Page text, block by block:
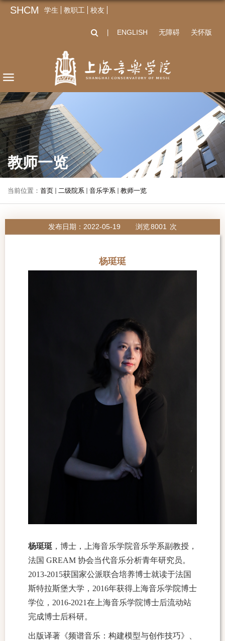
SHCM 学生 教职工 校友
ENGLISH 无障碍 关怀版
教师一览
当前位置： 首页 二级院系 音乐学系 教师一览
发布日期：2022-05-19 浏览8001 次
杨珽珽
杨珽珽 ，博士，上海音乐学院音乐学系副教授 ，
法国 GREAM 协会当代音乐分析青年研究员。
2013-2015获国家公派联合培养博士就读于法国
斯特拉斯堡大学， 2016年获得上海音乐学院博士
学位 ， 2016-2021在上海音乐学院博士后流动站
完成博士后科研。
出版译著《频谱音乐：构建模型与创作技巧》、